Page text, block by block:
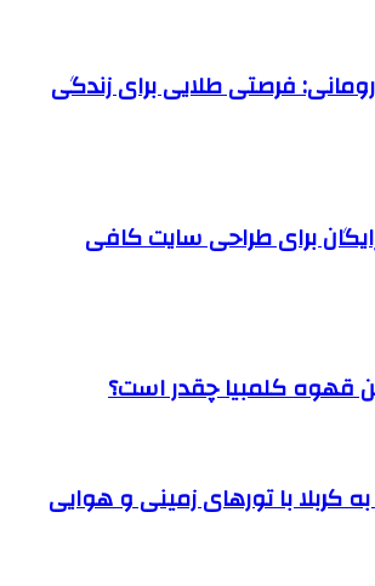
فرصتی طلایی برای زندگی
رایگان برای طراحی سایت کافی
قهوه کلمبیا چقدر است؟
کربلا با تورهای زمینی و هوایی